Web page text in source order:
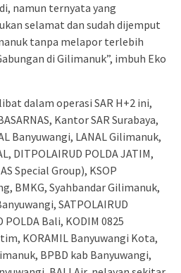
namun ternyata yang
selamat dan sudah dijemput
tanpa melapor terlebih
di Gilimanuk”, imbuh Eko
dalam operasi SAR H+2 ini,
Kantor SAR Surabaya,
Banyuwangi, LANAL Gilimanuk,
DITPOLAIRUD POLDA JATIM,
Special Group), KSOP
BMKG, Syahbandar Gilimanuk,
SATPOLAIRUD
POLDA Bali, KODIM 0825
KORAMIL Banyuwangi Kota,
BPBD kab Banyuwangi,